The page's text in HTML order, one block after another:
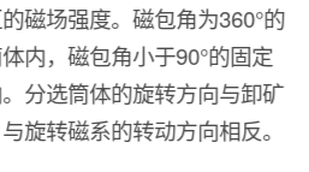
磁场强度。磁包角为360°的
内，磁包角小于90°的固定
分选筒体的旋转方向与卸矿
旋转磁系的转动方向相反。